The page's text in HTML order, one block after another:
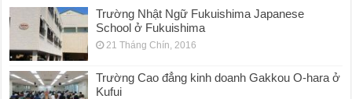
Trường Nhật Ngữ Fukuishima Japanese
School ở Fukuishima
21 Tháng Chín, 2016
Trường Cao đẳng kinh doanh Gakkou O-hara ở
Kufui